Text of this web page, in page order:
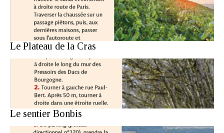
Le Plateau de la Cras
Le sentier Bonbis